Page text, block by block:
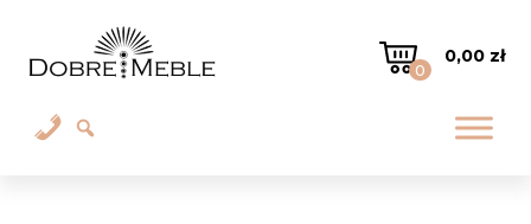
0
0,00 zł